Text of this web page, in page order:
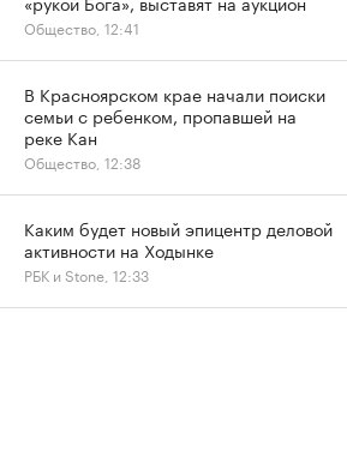
Общество, 12:41
В Красноярском крае начали поиски
семьи с ребенком, пропавшей на
реке Кан
Общество, 12:38
Каким будет новый эпицентр деловой
активности на Ходынке
РБК и Stone, 12:33